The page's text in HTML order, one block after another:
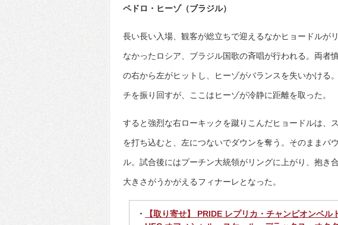
ペドロ・ヒーゾ（ブラジル）
長い長い入場、観客が総立ちで迎えるなかヒョードルが
なかったロシア、ブラジル国歌の斉唱が行われる。両者
の右から左がヒットし、ヒーゾがバランスを失いかける
チを振り回すが、ここはヒーゾが冷静に距離を取った。
すると強烈な右ローキックを蹴りこんだヒョードルは、
を打ち込むと、左につないでダウンを奪う。そのままパ
ル。試合後にはプーチン大統領がリングに上がり、抱き
大きさがうかがえるフィナーレとなった。
・
【取り寄せ】 PRIDE レプリカ・チャンピオンベル